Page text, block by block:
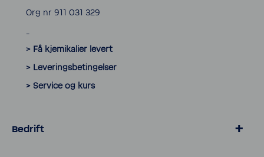
Org nr 911 031 329
> Få kjemikalier levert
> Leveringsbetingelser
> Service og kurs
Bedrift